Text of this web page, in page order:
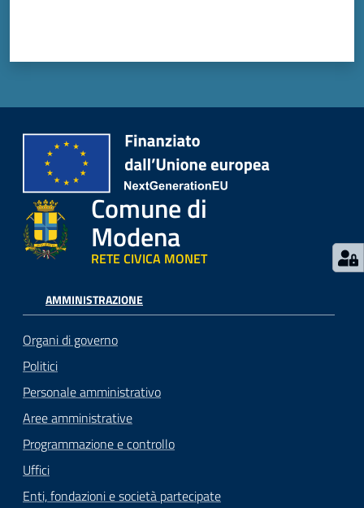
Comune di
Modena
RETE CIVICA MONET
AMMINISTRAZIONE
Organi di governo
Politici
Personale amministrativo
Aree amministrative
Programmazione e controllo
Uffici
Enti, fondazioni e società partecipate